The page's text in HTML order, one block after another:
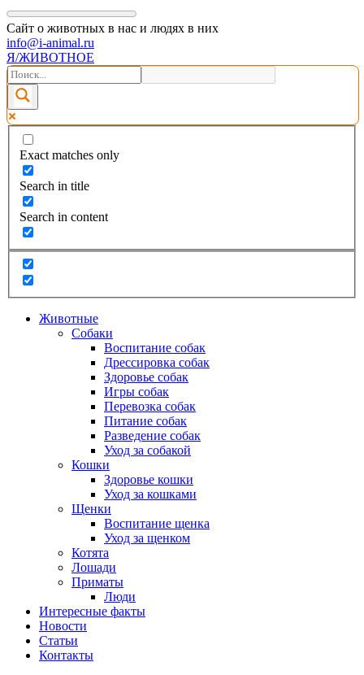
Сайт о животных в нас и людях в них
info@i-animal.ru
Я/ЖИВОТНОЕ
Exact matches only
Search in title
Search in content
Животные
Собаки
Воспитание собак
Дрессировка собак
Здоровье собак
Игры собак
Перевозка собак
Питание собак
Разведение собак
Уход за собакой
Кошки
Здоровье кошки
Уход за кошками
Щенки
Воспитание щенка
Уход за щенком
Котята
Лошади
Приматы
Люди
Интересные факты
Новости
Статьи
Контакты